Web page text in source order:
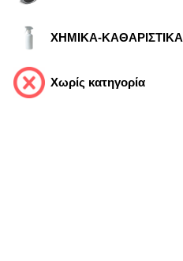
ΧΗΜΙΚΑ-ΚΑΘΑΡΙΣΤΙΚΑ
Χωρίς κατηγορία